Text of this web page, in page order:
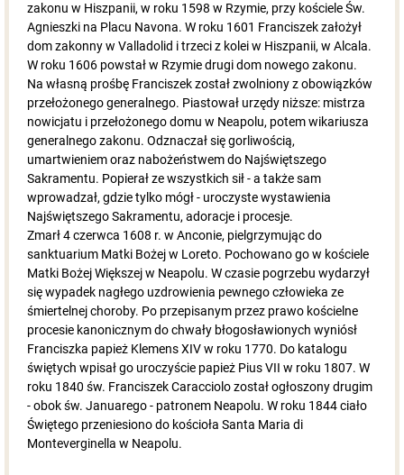
zakonu w Hiszpanii, w roku 1598 w Rzymie, przy kościele Św.
Agnieszki na Placu Navona. W roku 1601 Franciszek założył
dom zakonny w Valladolid i trzeci z kolei w Hiszpanii, w Alcala.
W roku 1606 powstał w Rzymie drugi dom nowego zakonu.
Na własną prośbę Franciszek został zwolniony z obowiązków
przełożonego generalnego. Piastował urzędy niższe: mistrza
nowicjatu i przełożonego domu w Neapolu, potem wikariusza
generalnego zakonu. Odznaczał się gorliwością,
umartwieniem oraz nabożeństwem do Najświętszego
Sakramentu. Popierał ze wszystkich sił - a także sam
wprowadzał, gdzie tylko mógł - uroczyste wystawienia
Najświętszego Sakramentu, adoracje i procesje.
Zmarł 4 czerwca 1608 r. w Anconie, pielgrzymując do
sanktuarium Matki Bożej w Loreto. Pochowano go w kościele
Matki Bożej Większej w Neapolu. W czasie pogrzebu wydarzył
się wypadek nagłego uzdrowienia pewnego człowieka ze
śmiertelnej choroby. Po przepisanym przez prawo kościelne
procesie kanonicznym do chwały błogosławionych wyniósł
Franciszka papież Klemens XIV w roku 1770. Do katalogu
świętych wpisał go uroczyście papież Pius VII w roku 1807. W
roku 1840 św. Franciszek Caracciolo został ogłoszony drugim
- obok św. Januarego - patronem Neapolu. W roku 1844 ciało
Świętego przeniesiono do kościoła Santa Maria di
Monteverginella w Neapolu.